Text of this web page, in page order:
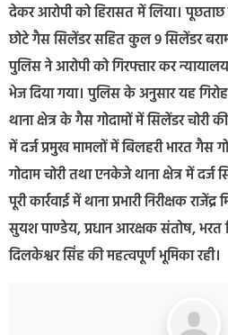
देकर आरोपी को हिरासत में लिया।
छोटे गैस सिलेंडर सहित कुल 9 सिलेंडर
पुलिस ने आरोपी को गिरफ्तार कर
भेज दिया गया। पुलिस के अनुसार यह
थाना क्षेत्र के गैस गोदामों में सिलेंडर चोरी
में दर्ज प्रमुख मामलों में बिलहरी भारत गैस
गोदाम चोरी तथा एनकेजे थाना क्षेत्र में
पूरी कार्रवाई में थाना प्रभारी निरीक्षक राजेंद्र
सुयश पाण्डेय, प्रधान आरक्षक संतोष, भरत
दिलकेश्वर सिंह की महत्वपूर्ण भूमिका रही।